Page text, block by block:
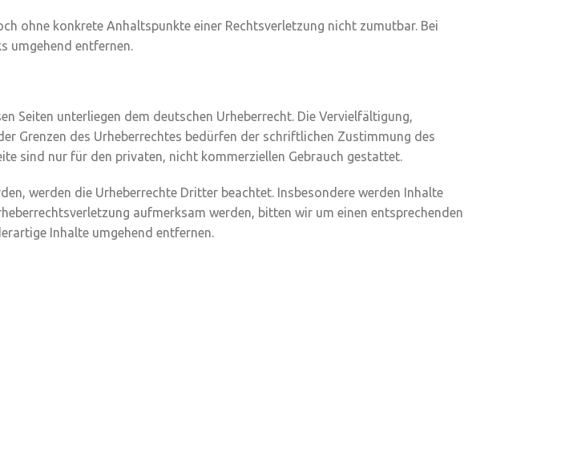
ohne konkrete Anhaltspunkte einer Rechtsverletzung nicht zumutbar. Bei
umgehend entfernen.
Seiten unterliegen dem deutschen Urheberrecht. Die Vervielfältigung,
Grenzen des Urheberrechtes bedürfen der schriftlichen Zustimmung des
sind nur für den privaten, nicht kommerziellen Gebrauch gestattet.
werden die Urheberrechte Dritter beachtet. Insbesondere werden Inhalte
aufmerksam werden, bitten wir um einen entsprechenden
Inhalte umgehend entfernen.